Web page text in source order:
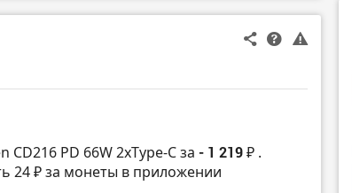
CD216 PD 66W 2xType-C за - 1 219 ₽ .
24 ₽ за монеты в приложении